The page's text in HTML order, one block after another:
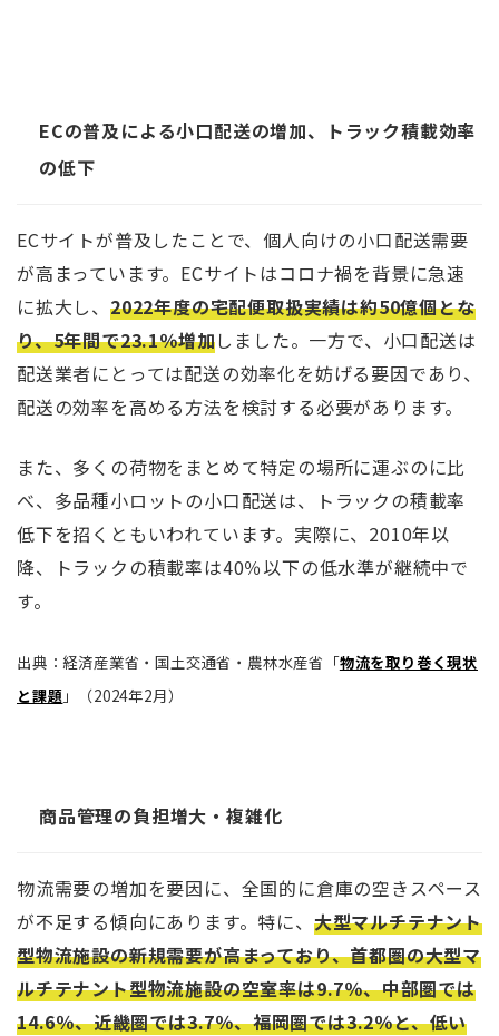
ECの普及による小口配送の増加、トラック積載効率
の低下
ECサイトが普及したことで、個人向けの小口配送需要
が高まっています。ECサイトはコロナ禍を背景に急速
に拡大し、 2022年度の宅配便取扱実績は約50億個とな
り、5年間で23.1％増加しました。一方で、小口配送は
配送業者にとっては配送の効率化を妨げる要因であり、
配送の効率を高める方法を検討する必要があります。
また、多くの荷物をまとめて特定の場所に運ぶのに比
べ、多品種小ロットの小口配送は、トラックの積載率
低下を招くともいわれています。実際に、2010年以
降、トラックの積載率は40％以下の低水準が継続中で
す。
出典：経済産業省・国土交通省・農林水産省「物流を取り巻く現状
と課題 」（2024年2月）
商品管理の負担増大・複雑化
物流需要の増加を要因に、全国的に倉庫の空きスペース
が不足する傾向にあります。特に、 大型マルチテナント
型物流施設の新規需要が高まっており、首都圏の大型マ
ルチテナント型物流施設の空室率は9.7％、中部圏では
14.6％、近畿圏では3.7％、福岡圏では3.2％と、低い